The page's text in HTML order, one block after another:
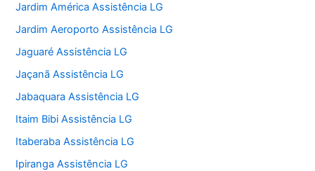
Jardim América Assistência LG
Jardim Aeroporto Assistência LG
Jaguaré Assistência LG
Jaçanã Assistência LG
Jabaquara Assistência LG
Itaim Bibi Assistência LG
Itaberaba Assistência LG
Ipiranga Assistência LG